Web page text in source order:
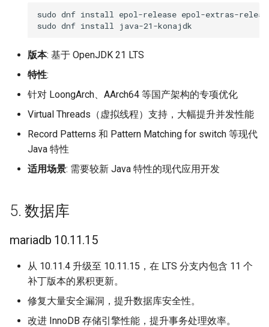
sudo dnf install epol-release epol-extras-
sudo dnf install
版本: 基于 OpenJDK 21 LTS
特性:
针对 LoongArch、AArch64 等国产架构的专项优化
Virtual Threads（虚拟线程）支持，大幅提升并发性能
Record Patterns 和 Pattern Matching for switch 等现代
Java 特性
适用场景: 需要较新 Java 特性的现代应用开发
5. 数据库
mariadb 10.11.15
从 10.11.4 升级至 10.11.15，在 LTS 分支内包含 11 个
补丁版本的累积更新。
修复大量安全漏洞，提升数据库安全性。
改进 InnoDB 存储引擎性能，提升事务处理效率。